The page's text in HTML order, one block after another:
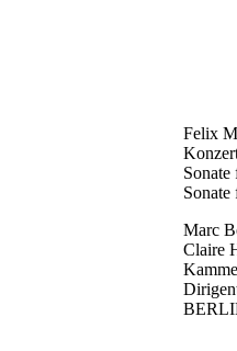
Felix
Marc
Claire